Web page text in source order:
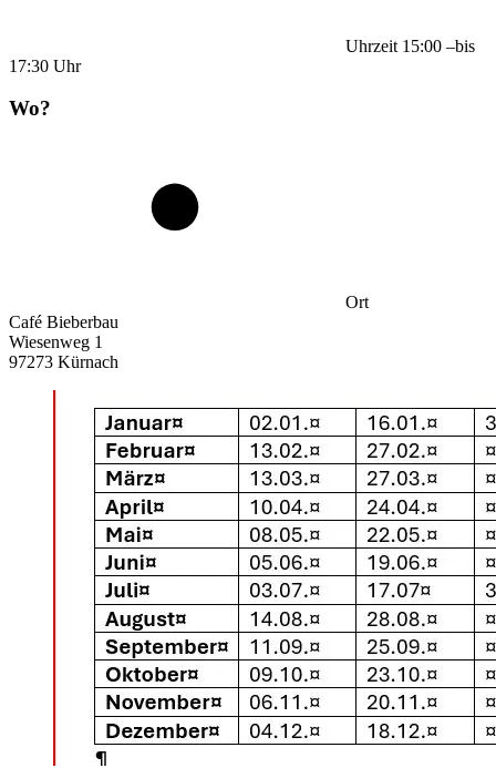
Uhrzeit 15:00 –bis
17:30 Uhr
Wo?
Ort
Café Bieberbau
Wiesenweg 1
97273 Kürnach